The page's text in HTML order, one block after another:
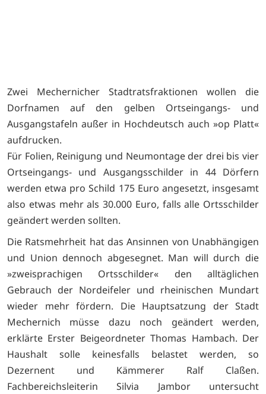
Zwei Mechernicher Stadtratsfraktionen wollen die
Dorfnamen auf den gelben Ortseingangs- und
Ausgangstafeln außer in Hochdeutsch auch »op Platt«
aufdrucken.
Für Folien, Reinigung und Neumontage der drei bis vier
Ortseingangs- und Ausgangsschilder in 44 Dörfern
werden etwa pro Schild 175 Euro angesetzt, insgesamt
also etwas mehr als 30.000 Euro, falls alle Ortsschilder
geändert werden sollten.
Die Ratsmehrheit hat das Ansinnen von Unabhängigen
und Union dennoch abgesegnet. Man will durch die
»zweisprachigen Ortsschilder« den alltäglichen
Gebrauch der Nordeifeler und rheinischen Mundart
wieder mehr fördern. Die Hauptsatzung der Stadt
Mechernich müsse dazu noch geändert werden,
erklärte Erster Beigeordneter Thomas Hambach. Der
Haushalt solle keinesfalls belastet werden, so
Dezernent und Kämmerer Ralf Claßen.
Fachbereichsleiterin Silvia Jambor untersucht